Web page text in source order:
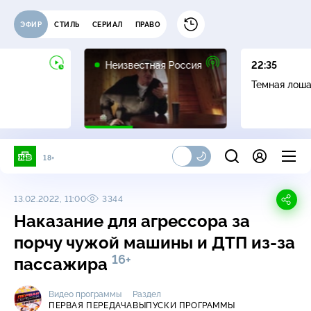
ЭФИР СТИЛЬ СЕРИАЛ ПРАВО
Неизвестная Россия
6+
22:35
Темная
18+
13.02.2022, 11:00 3344
Наказание для агрессора за
порчу чужой машины и ДТП из-за
пассажира 16+
Видео программы
ПЕРВАЯ ПЕРЕДАЧА
Раздел
ВЫПУСКИ ПРОГРАММЫ